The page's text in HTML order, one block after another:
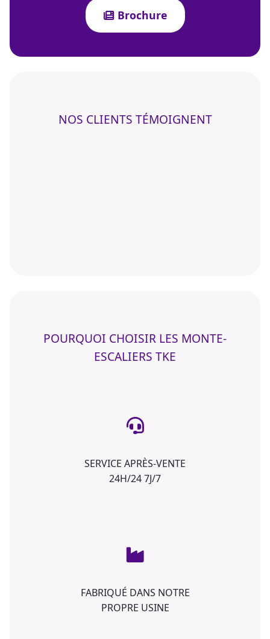
Brochure
NOS CLIENTS TÉMOIGNENT
POURQUOI CHOISIR LES MONTE-
ESCALIERS TKE
SERVICE APRÈS-VENTE
24H/24 7J/7
FABRIQUÉ DANS NOTRE
PROPRE USINE